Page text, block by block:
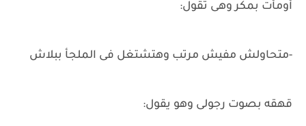
أومأت بمكر وهى تقول:
-متحاولش مفيش مرتب وهتشتغل فى الملجأ ببلاش
قهقه بصوت رجولى وهو يقول: